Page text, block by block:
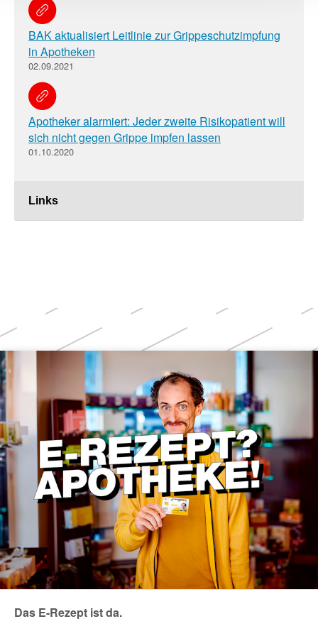
Links
BAK aktualisiert Leitlinie zur Grippeschutzimpfung
in Apotheken
02.09.2021
Apotheker alarmiert: Jeder zweite Risikopatient will
sich nicht gegen Grippe impfen lassen
01.10.2020
Weitere
Themen
Das E-Rezept ist da.